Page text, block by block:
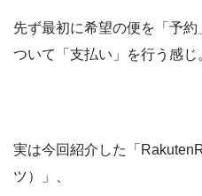
先ず最初に希望の便を「予
ついて「支払い」を行う感じ
実は今回紹介した「
ツ）」、